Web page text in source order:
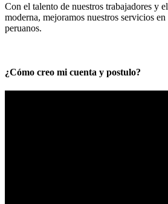
Con el talento de nuestros trabajadores y
moderna, mejoramos nuestros servicios
peruanos.
¿Cómo creo mi cuenta y postulo?